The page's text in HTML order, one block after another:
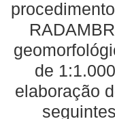
de
elaboração